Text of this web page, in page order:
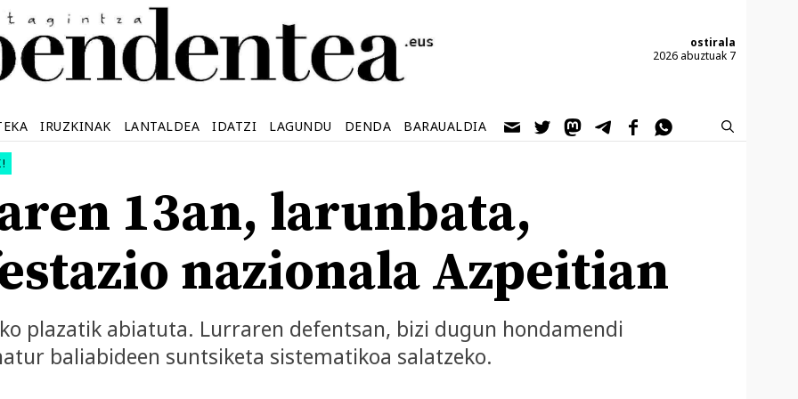
ostirala
2026 abuztuak 7
IRUZKINAK LANTALDEA IDATZI LAGUNDU DENDA BARAUALDIA
13an, larunbata,
nazionala Azpeitian
plazatik abiatuta. Lurraren defentsan, bizi dugun hondamendi
baliabideen suntsiketa sistematikoa salatzeko.